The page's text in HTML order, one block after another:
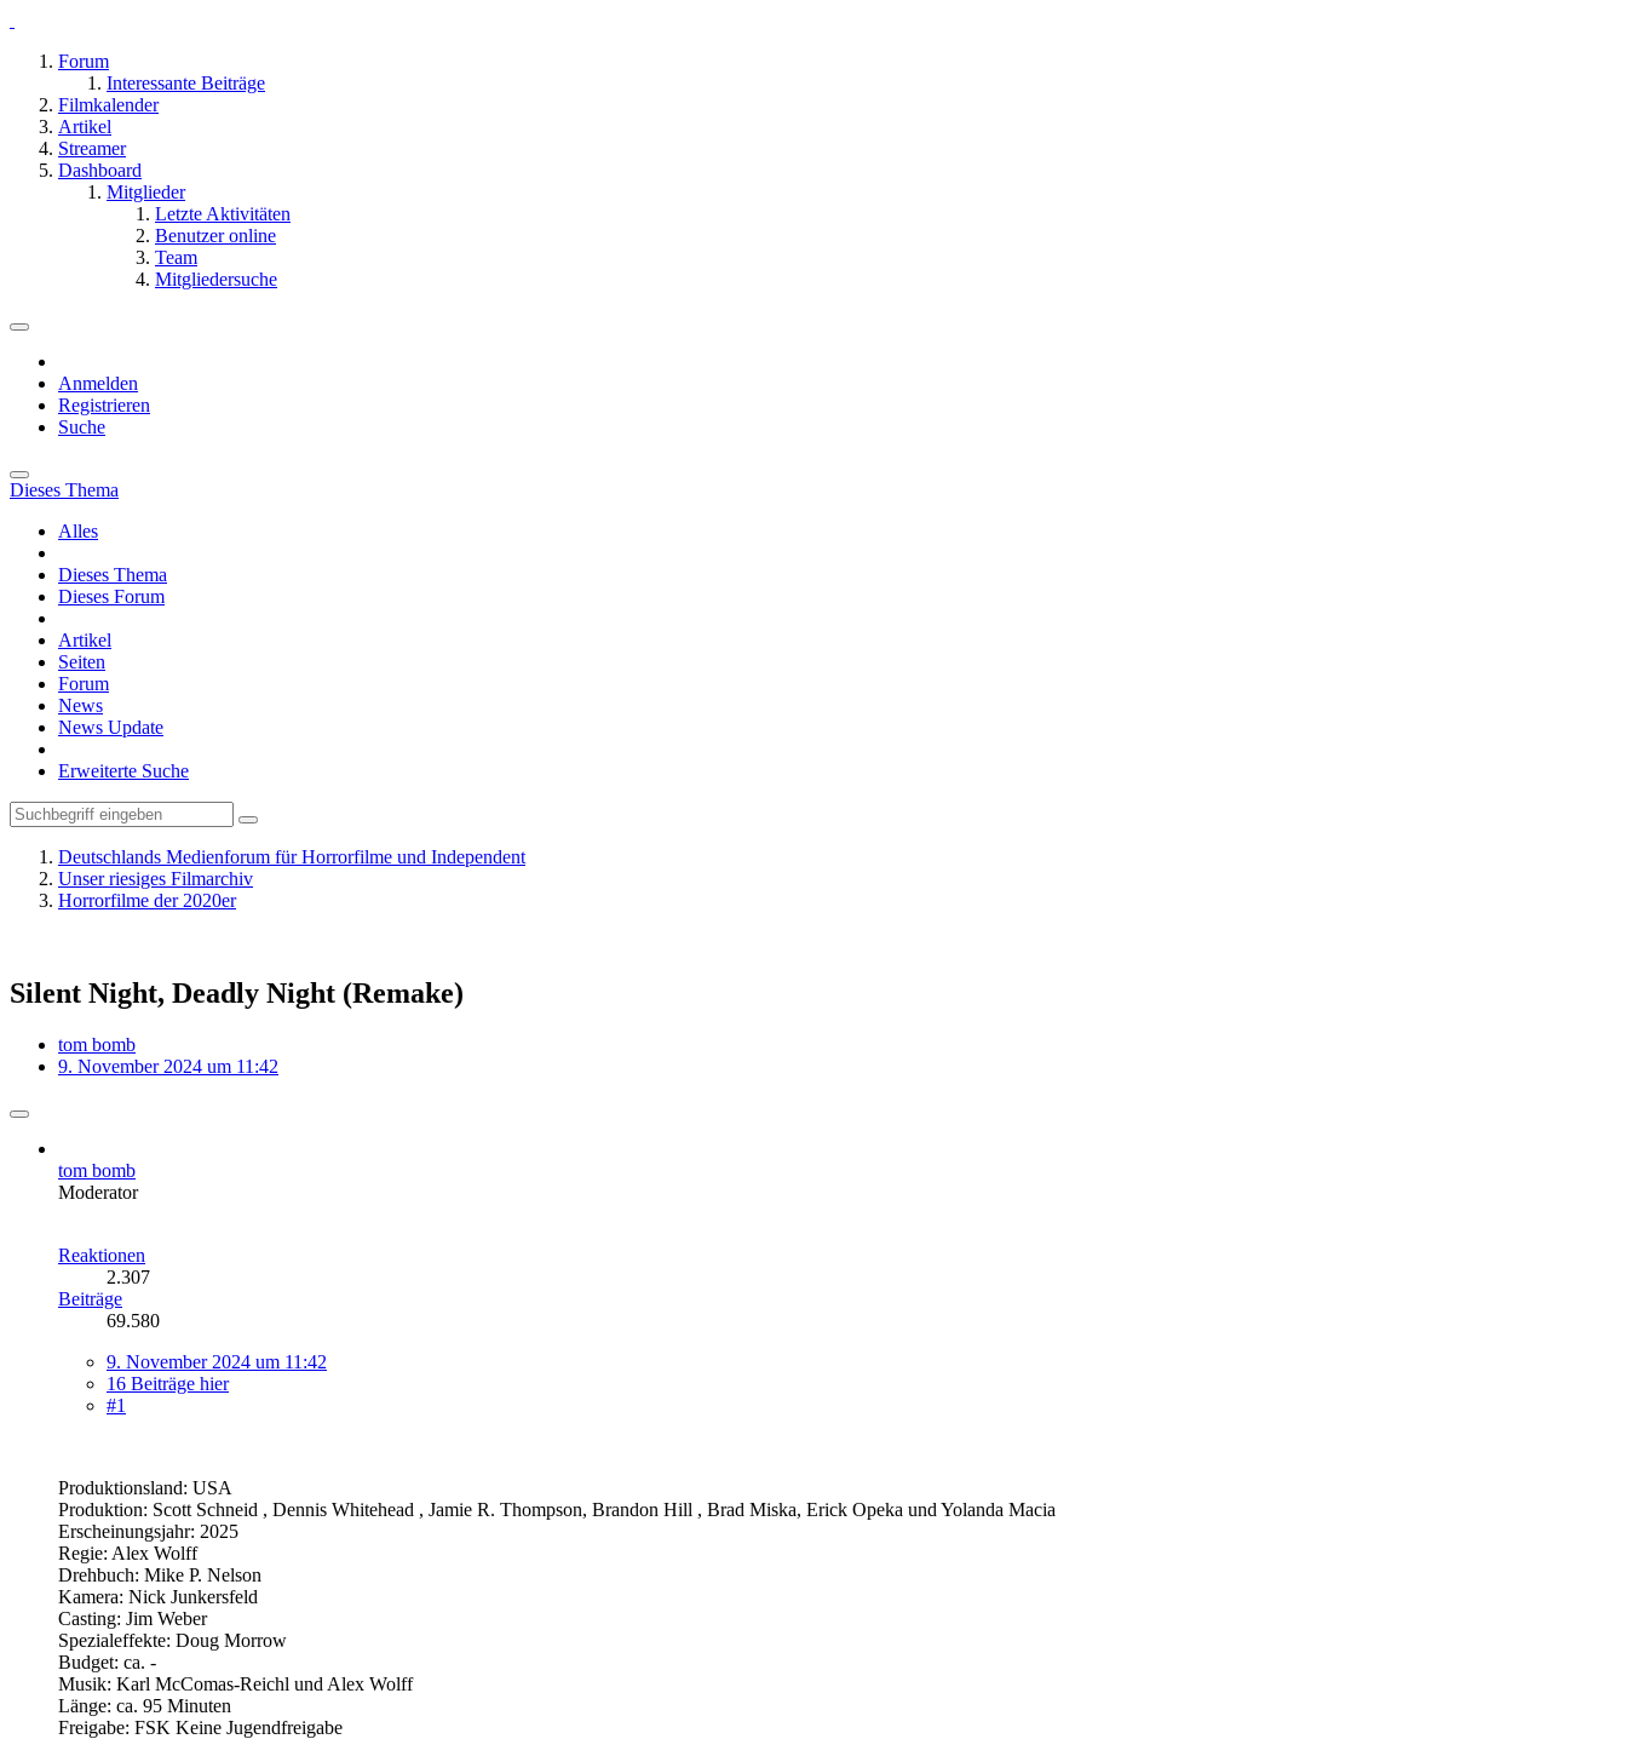
Forum
Interessante Beiträge
Filmkalender
Artikel
Streamer
Dashboard
Mitglieder
Letzte Aktivitäten
Benutzer online
Team
Mitgliedersuche
Anmelden
Registrieren
Suche
Dieses Thema
Alles
Dieses Thema
Dieses Forum
Artikel
Seiten
Forum
News
News Update
Erweiterte Suche
Deutschlands Medienforum für Horrorfilme und Independent
Unser riesiges Filmarchiv
Horrorfilme der 2020er
Silent Night, Deadly Night (Remake)
tom bomb
9. November 2024 um 11:42
tom bomb
Moderator
Reaktionen
2.307
Beiträge
69.580
9. November 2024 um 11:42
16 Beiträge hier
#1
Produktionsland: USA
Produktion: Scott Schneid , Dennis Whitehead , Jamie R. Thompson, Brandon Hill , Brad Miska, Erick Opeka und Yolanda Macia
Erscheinungsjahr: 2025
Regie: Alex Wolff
Drehbuch: Mike P. Nelson
Kamera: Nick Junkersfeld
Casting: Jim Weber
Spezialeffekte: Doug Morrow
Budget: ca. -
Musik: Karl McComas-Reichl und Alex Wolff
Länge: ca. 95 Minuten
Freigabe: FSK Keine Jugendfreigabe